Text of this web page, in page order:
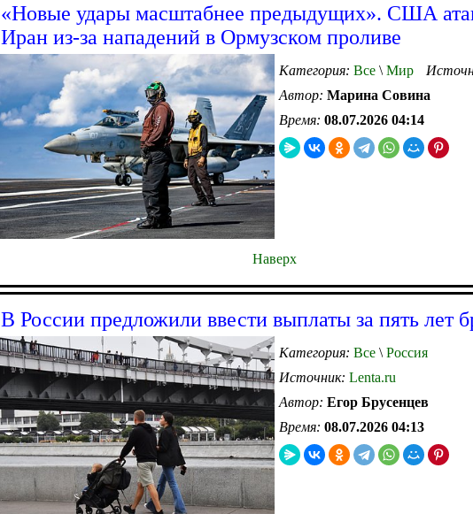
«Новые удары масштабнее предыдущих». США
Иран из-за нападений в Ормузском проливе
Категория: Все \ Мир
Автор: Марина Совина
Время: 08.07.2026 04:14
Наверх
В России предложили ввести выплаты за пять лет
Категория: Все \ Россия
Источник: Lenta.ru
Автор: Егор Брусенцев
Время: 08.07.2026 04:13